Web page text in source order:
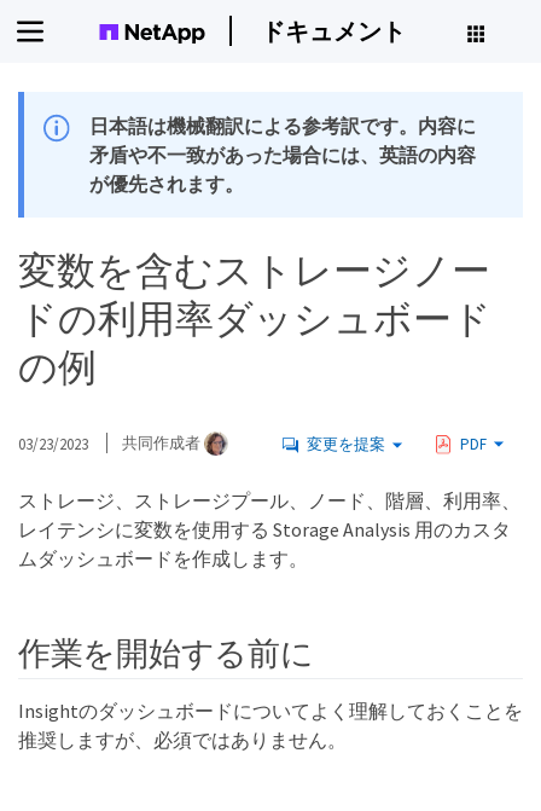
ドキュメント
日本語は機械翻訳による参考訳です。内容に
矛盾や不一致があった場合には、英語の内容
が優先されます。
変数を含むストレージノー
ドの利用率ダッシュボード
の例
03/23/2023 共同作成者 変更を提案 PDF
ストレージ、ストレージプール、ノード、階層、利用率、
レイテンシに変数を使用する Storage Analysis 用のカスタ
ムダッシュボードを作成します。
作業を開始する前に
Insightのダッシュボードについてよく理解しておくことを
推奨しますが、必須ではありません。